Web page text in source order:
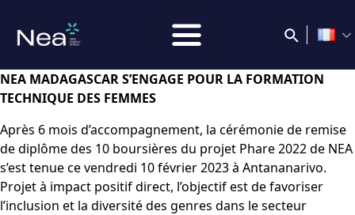
NEA MADAGASCAR S’ENGAGE POUR LA FORMATION
TECHNIQUE DES FEMMES
Après 6 mois d’accompagnement, la cérémonie de remise
de diplôme des 10 boursières du projet Phare 2022 de NEA
s’est tenue ce vendredi 10 février 2023 à Antananarivo.
Projet à impact positif direct, l’objectif est de favoriser
l’inclusion et la diversité des genres dans le secteur